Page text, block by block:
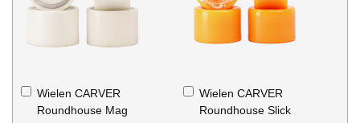
Wielen CARVER
Roundhouse Mag
In
Winkelwagen
Wielen CARVER
Roundhouse Slick
In
Winkelwagen